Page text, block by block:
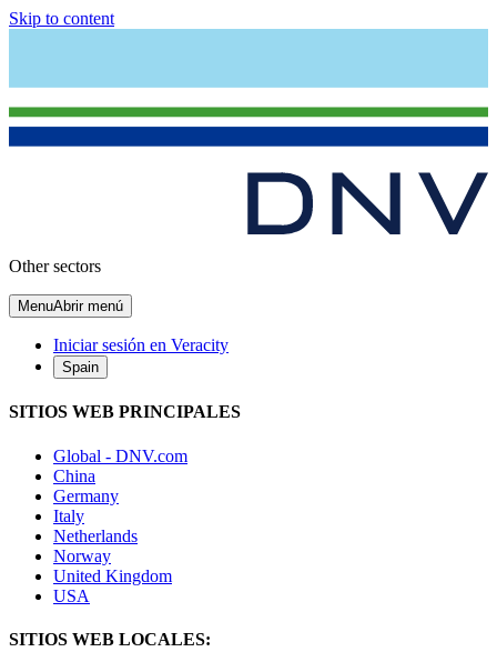
Skip to content
Other sectors
MenuAbrir menú
Iniciar sesión en Veracity
Spain
SITIOS WEB PRINCIPALES
Global - DNV.com
China
Germany
Italy
Netherlands
Norway
United Kingdom
USA
SITIOS WEB LOCALES: